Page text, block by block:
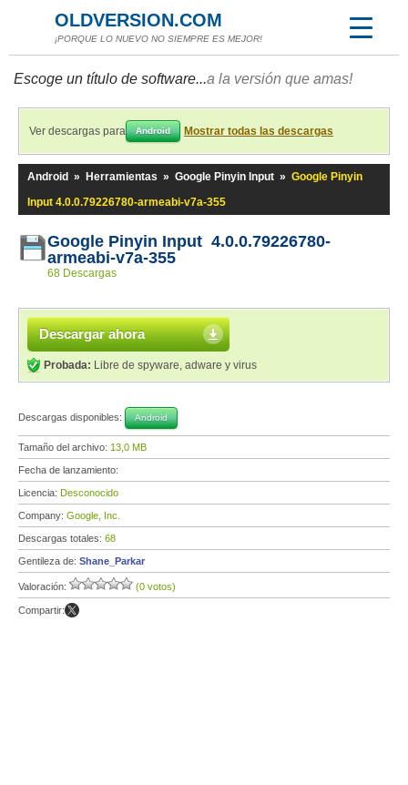
OLDVERSION.COM
¡PORQUE LO NUEVO NO SIEMPRE ES MEJOR!
Escoge un título de software...a la versión que amas!
Ver descargas para Android Mostrar todas las descargas
Android » Herramientas » Google Pinyin Input » Google Pinyin
Input 4.0.0.79226780-armeabi-v7a-355
Google Pinyin Input 4.0.0.79226780-
armeabi-v7a-355
68 Descargas
Descargar ahora
Probada: Libre de spyware, adware y virus
Descargas disponibles: Android
Tamaño del archivo: 13,0 MB
Fecha de lanzamiento:
Licencia: Desconocido
Company: Google, Inc.
Descargas totales: 68
Gentileza de: Shane_Parkar
Valoración: (0 votos)
Compartir: